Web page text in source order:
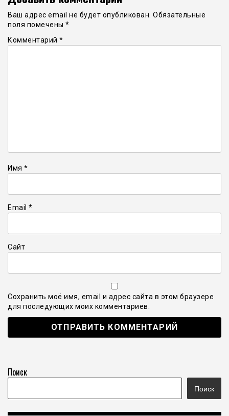
Ваш адрес email не будет опубликован. Обязательные
поля помечены *
Комментарий *
Имя *
Email *
Сайт
Сохранить моё имя, email и адрес сайта в этом браузере
для последующих моих комментариев.
Поиск
Поиск